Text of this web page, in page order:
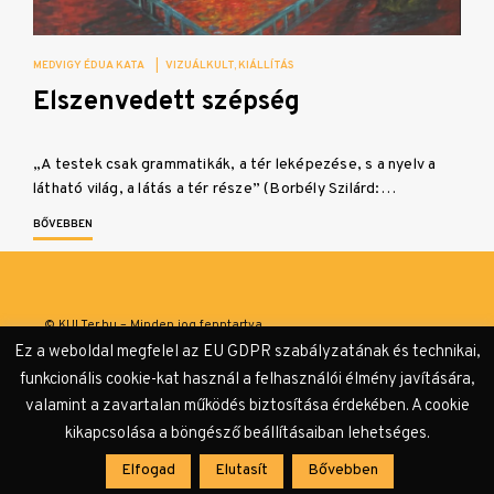
MEDVIGY ÉDUA KATA VIZUÁLKULT KIÁLLÍTÁS
Elszenvedett szépség
„A testek csak grammatikák, a tér leképezése, s a nyelv a
látható világ, a látás a tér része” (Borbély Szilárd:…
BŐVEBBEN
© KULTer.hu – Minden jog fenntartva
Adatvédelmi tájékoztató
Ez a weboldal megfelel az EU GDPR szabályzatának és technikai,
funkcionális cookie-kat használ a felhasználói élmény javítására,
valamint a zavartalan működés biztosítása érdekében. A cookie
kikapcsolása a böngésző beállításaiban lehetséges.
Elfogad Elutasít Bővebben